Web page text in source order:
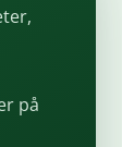
på